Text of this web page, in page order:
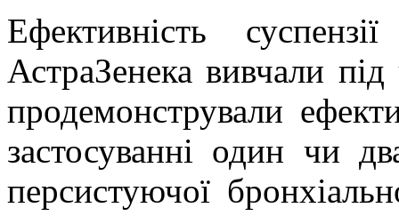
Ефективність
АстраЗенека вивчали
продемонстрували
застосуванні один чи
персистуючої